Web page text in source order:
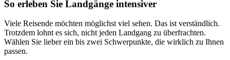
So erleben Sie Landgänge intensiver
Viele Reisende möchten möglichst viel sehen. Das ist verständlich.
Trotzdem lohnt es sich, nicht jeden Landgang zu überfrachten.
Wählen Sie lieber ein bis zwei Schwerpunkte, die wirklich zu Ihnen
passen.